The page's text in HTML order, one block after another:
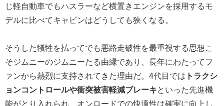
じ軽自動車でもハスラーなど横置きエンジンを採用するモ
デルに比べてキャビンはどうしても狭くなる。
そうした犠牲を払ってでも悪路走破性を最重視する思想こ
そジムニーのジムニーたる由縁であり、長年にわたってフ
ァンから熱烈に支持されてきた理由だ。4代目では トラクシ
ョンコントロールや衝突被害軽減ブレーキといった先進機
能がとり入れられ、オンロードでの快適性は確実に向上し